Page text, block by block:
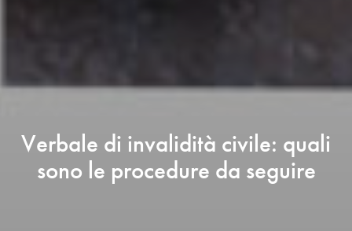
Verbale di invalidità civile: quali
sono le procedure da seguire